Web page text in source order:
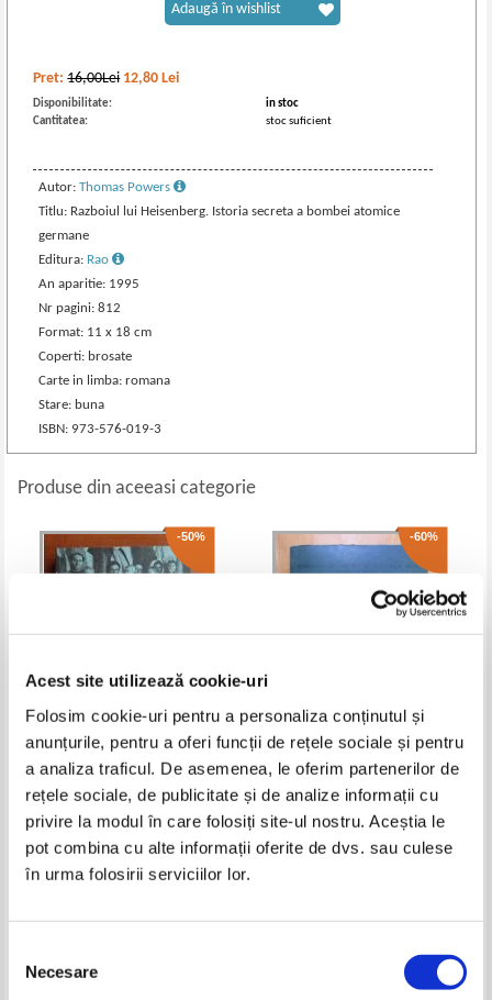
Acest site utilizează cookie-uri
Folosim cookie-uri pentru a personaliza conținutul și
anunțurile, pentru a oferi funcții de rețele sociale și pentru
a analiza traficul. De asemenea, le oferim partenerilor de
rețele sociale, de publicitate și de analize informații cu
privire la modul în care folosiți site-ul nostru. Aceștia le
pot combina cu alte informații oferite de dvs. sau culese
în urma folosirii serviciilor lor.
consimțământului
Necesare
Pret:16,00Lei 12,80 Lei
Disponibilitate:
in stoc
Cantitatea:
stoc suficient
Autor:Thomas Powers
Titlu: Razboiul lui Heisenberg. Istoria secreta a bombei atomice
germane
Editura: Rao
An aparitie: 1995
Nr pagini: 812
Format: 11 x 18 cm
Coperti: brosate
Carte in limba: romana
Stare: buna
ISBN: 973-576-019-3
Adaugă în wishlist
Produse din aceeasi categorie
-50%
Vadim Guzun - Imperiul foamei
Pret: 25,00Lei 12,50
Adaugă în coș
-60%
Acta Mvsei Napocensis (volumul
6)
Pret:
36,00Lei 14,40 Lei
Adaugă în coș